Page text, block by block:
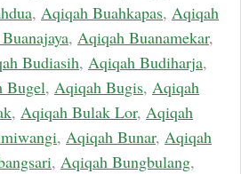
, Aqiqah Buahkapas, Aqiqah
, Aqiqah Buanamekar,
Budiasih, Aqiqah Budiharja,
Bugel, Aqiqah Bugis, Aqiqah
, Aqiqah Bulak Lor, Aqiqah
, Aqiqah Bunar, Aqiqah
, Aqiqah Bungbulang,